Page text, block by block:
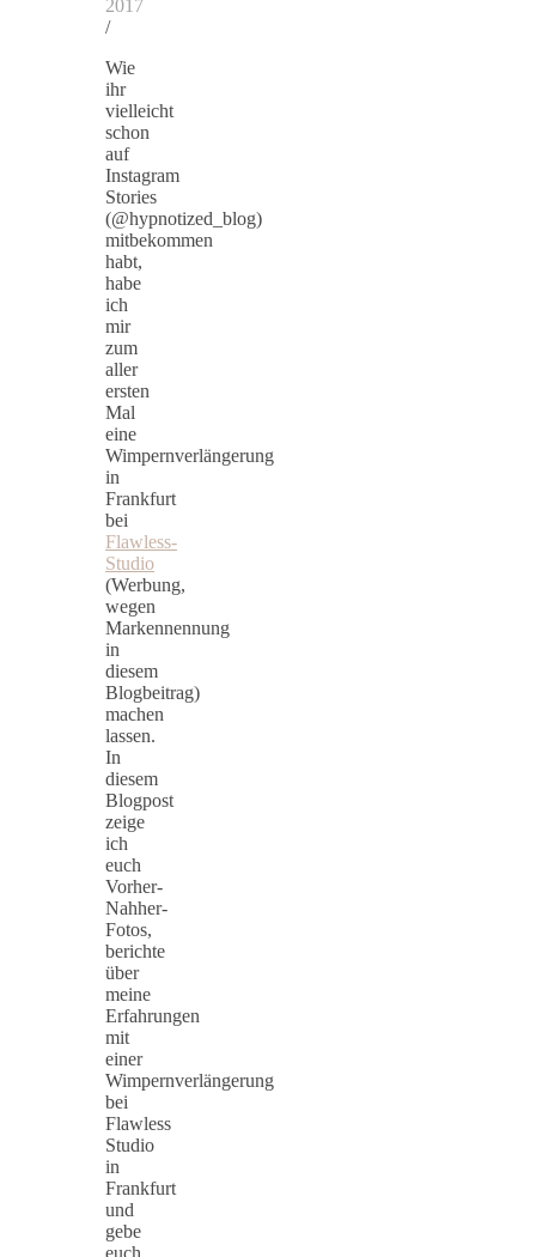
2017
/
Wie
ihr
vielleicht
schon
auf
Instagram
Stories
(@hypnotized_blog)
mitbekommen
habt,
habe
ich
mir
zum
aller
ersten
Mal
eine
Wimpernverlängerung
in
Frankfurt
bei
Flawless-
Studio
(Werbung,
wegen
Markennennung
in
diesem
Blogbeitrag)
machen
lassen.
In
diesem
Blogpost
zeige
ich
euch
Vorher-
Nahher-
Fotos,
berichte
über
meine
Erfahrungen
mit
einer
Wimpernverlängerung
bei
Flawless
Studio
in
Frankfurt
und
gebe
euch